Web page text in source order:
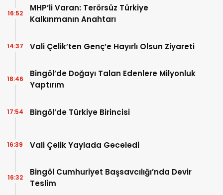
MHP’li Varan: Terörsüz Türkiye
Kalkınmanın Anahtarı
16:52
Vali Çelik’ten Genç’e Hayırlı Olsun Ziyareti
14:37
Bingöl’de Doğayı Talan Edenlere Milyonluk
Yaptırım
18:46
Bingöl’de Türkiye Birincisi
17:54
Vali Çelik Yaylada Geceledi
16:39
Bingöl Cumhuriyet Başsavcılığı’nda Devir
Teslim
16:32